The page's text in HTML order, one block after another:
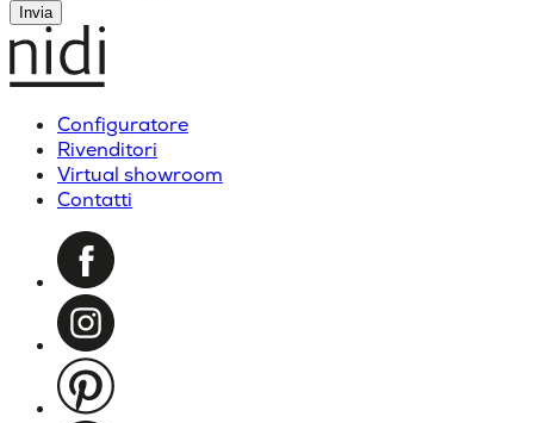
Invia
Configuratore
Rivenditori
Virtual showroom
Contatti